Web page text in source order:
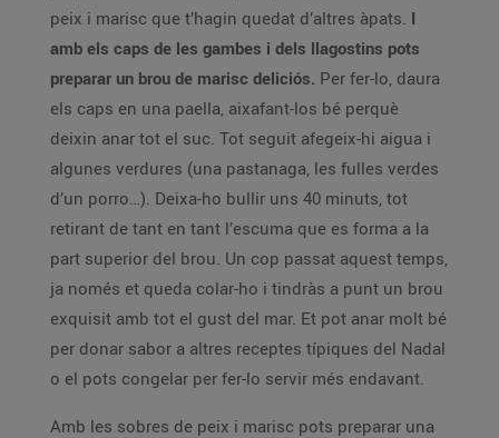
peix i marisc que t’hagin quedat d’altres àpats. I
amb els caps de les gambes i dels llagostins pots
preparar un brou de marisc deliciós. Per fer-lo, daura
els caps en una paella, aixafant-los bé perquè
deixin anar tot el suc. Tot seguit afegeix-hi aigua i
algunes verdures (una pastanaga, les fulles verdes
d’un porro…). Deixa-ho bullir uns 40 minuts, tot
retirant de tant en tant l’escuma que es forma a la
part superior del brou. Un cop passat aquest temps,
ja només et queda colar-ho i tindràs a punt un brou
exquisit amb tot el gust del mar. Et pot anar molt bé
per donar sabor a altres receptes típiques del Nadal
o el pots congelar per fer-lo servir més endavant.
Amb les sobres de peix i marisc pots preparar una